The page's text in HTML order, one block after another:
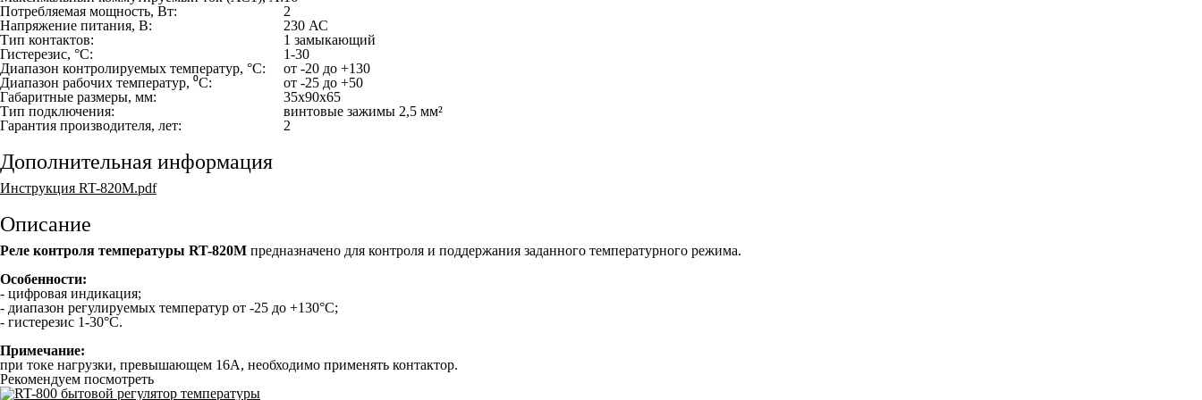
Потребляемая мощность, Вт:
2
Напряжение питания, В:
230 АС
Тип контактов:
1 замыкающий
Гистерезис, °С:
1-30
Диапазон контролируемых температур, °С:
от -20 до +130
Диапазон рабочих температур, ⁰С:
от -25 до +50
Габаритные размеры, мм:
35х90х65
Тип подключения:
винтовые зажимы 2,5 мм²
Гарантия производителя, лет:
2
Дополнительная информация
Инструкция RT-820M.pdf
Описание
Реле контроля температуры RT-820M предназначено для контроля и поддержания заданного температурного режима.
Особенности:
- цифровая индикация;
- диапазон регулируемых температур от -25 до +130°С;
- гистерезис 1-30°С.
Примечание:
при токе нагрузки, превышающем 16А, необходимо применять контактор.
Рекомендуем посмотреть